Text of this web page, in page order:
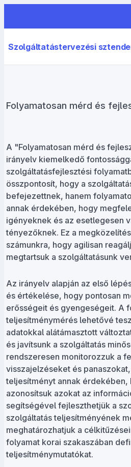
Szolgáltatástervezési
Folyamatosan mérd és
A "Folyamatosan mérd és
irányelv kiemelkedő
szolgáltatásfejlesztési
összpontosít, hogy a
befejezettnek, hanem
annak érdekében, hogy
igényeknek és az esetlegesen
tényezőknek. Ez a
számunkra, hogy agilisan
megtartsuk a szolgáltatásunk
Az irányelv alapján az első
és értékelése, hogy pontosan
erősségeit és gyengeségeit. A
teljesítménymérés lehetővé
adatokkal alátámasztott
és javítsunk a szolgáltatás
rendszeresen monitorozzuk a
visszajelzéseket és
teljesítményt annak érdekében,
azonosítsuk azokat az
segítségével fejleszthetjük a
szolgáltatás teljesítményének
meghatározhatjuk a
folyamat korai szakaszában
teljesítménymutatókat.